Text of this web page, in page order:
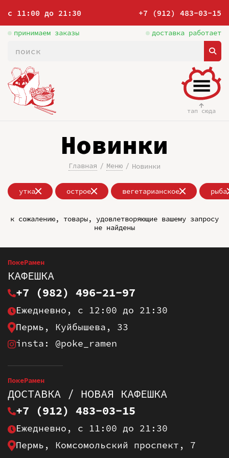
с 11:00 до 21:30 +7 (912) 483-03-15
принимаем заказы доставка работает
тап сюда
Новинки
Главная Меню Новинки
утка острое вегетарианское рыба
к сожалению, товары, удовлетворяющие вашему запросу
не найдены
ПокеРамен
КАФЕШКА
+7 (982) 496-21-97
Ежедневно, с 12:00 до 21:30
Пермь, Куйбышева, 33
insta: @poke_ramen
ПокеРамен
ДОСТАВКА / НОВАЯ КАФЕШКА
+7 (912) 483-03-15
Ежедневно, с 11:00 до 21:30
Пермь, Комсомольский проспект, 7